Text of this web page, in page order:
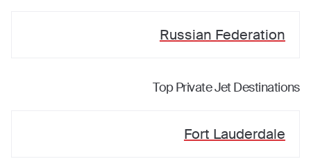
Russian Federation
Top Private Jet Destinations
Fort Lauderdale